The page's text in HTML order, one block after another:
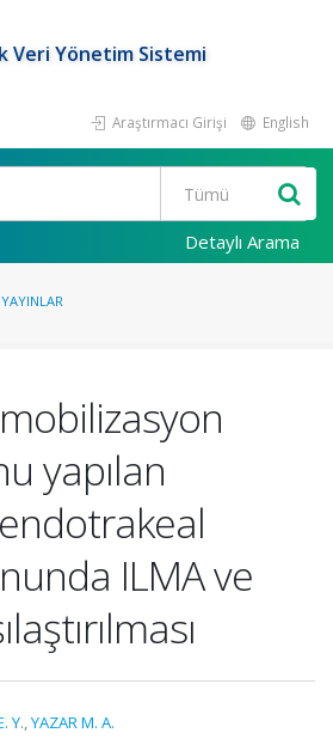
Veri Yönetim Sistemi
Araştırmacı Girişi English
Detaylı Arama
yapılan
ILMA ve
Y.,YAZAR M. A.